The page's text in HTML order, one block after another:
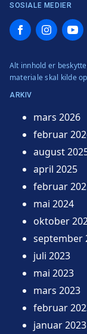
SOSIALE MEDIER
FacebookInstagram
Alt innhold er
materiale skal kilde
ARKIV
mars 2026
februar
august
april 2025
februar
mai 2024
oktober
september
juli 2023
mai 2023
mars 2023
februar
januar 2023